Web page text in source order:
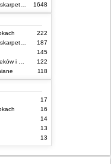
1648
222
187
145
122
118
17
16
14
13
13